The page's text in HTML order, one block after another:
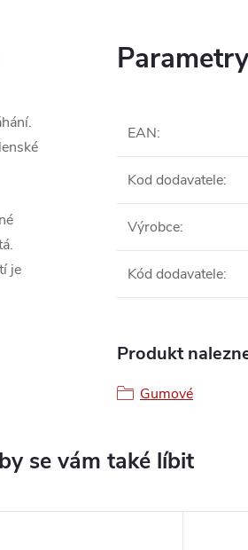
je
EAN:
Kod dodavatele:
Výrobce:
Kód dodavatele:
Produkt
Gumové